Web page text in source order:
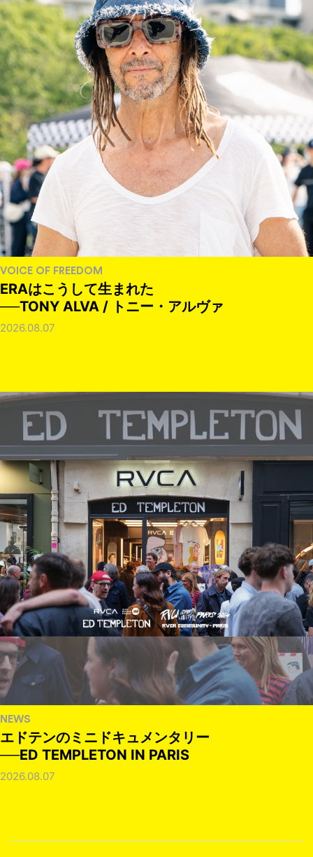
VOICE OF FREEDOM
ERAはこうして生まれた
──TONY ALVA / トニー・アルヴァ
2026.08.07
NEWS
エドテンのミニドキュメンタリー
──ED TEMPLETON IN PARIS
2026.08.07